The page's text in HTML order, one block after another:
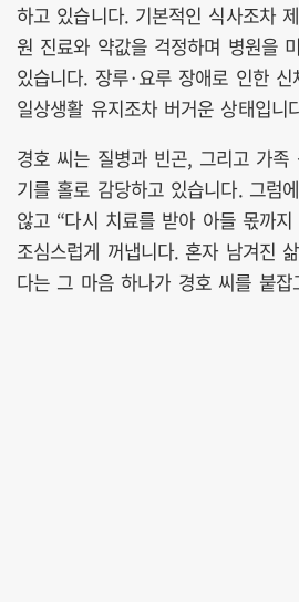
하고 있습니다. 기본적인 식사조차
원 진료와 약값을 걱정하며 병원을
있습니다. 장루·요루 장애로 인한
일상생활 유지조차 버거운 상태입니
경호 씨는 질병과 빈곤, 그리고 가족
기를 홀로 감당하고 있습니다. 그럼
않고 “다시 치료를 받아 아들 몫까
조심스럽게 꺼냅니다. 혼자 남겨진
다는 그 마음 하나가 경호 씨를 붙잡